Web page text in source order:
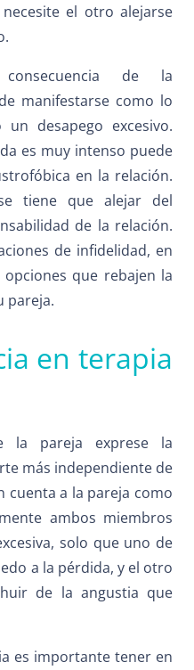
el otro alejarse
consecuencia de la
manifestarse como lo
desapego excesivo.
es muy intenso puede
en la relación.
tiene que alejar del
de la relación.
de infidelidad, en
que rebajen la
pareja.
en terapia
la pareja exprese la
más independiente de
cuenta a la pareja como
ambos miembros
solo que uno de
a la pérdida, y el otro
de la angustia que
es importante tener en